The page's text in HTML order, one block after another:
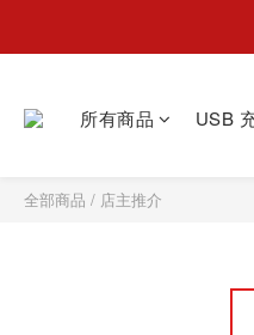
所有商品 USB
全部商品 / 店主推介